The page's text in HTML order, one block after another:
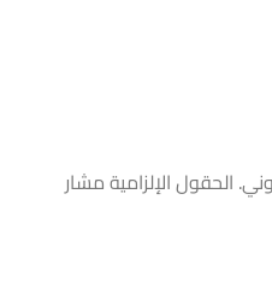
الحقول الإلزامية مشار